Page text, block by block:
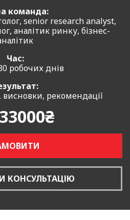
команда:
senior research analyst,
аналітик ринку, бізнес-
Час:
робочих днів
висновки, рекомендації
33000₴
КОНСУЛЬТАЦІЮ